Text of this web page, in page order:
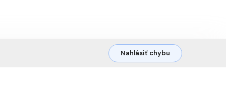
Nahlásiť chybu